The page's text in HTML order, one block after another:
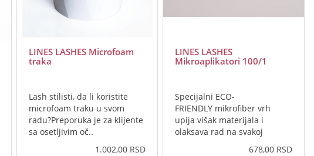
LINES LASHES Microfoam
traka
Lash stilisti, da li koristite
microfoam traku u svom
radu?Preporuka je za klijente
sa osetljivim oč..
1.002,00 RSD
LINES LASHES
Mikroaplikatori 100/1
Specijalni ECO-
FRIENDLY mikrofiber vrh
upija višak materijala i
olaksava rad na svakoj
678,00 RSD